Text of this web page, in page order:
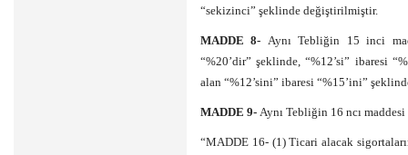
“sekizinci” şeklinde değiştirilmiştir.
MADDE 8- Aynı Tebliğin 15 inci
“%20’dir” şeklinde, “%12’si” ibaresi
alan “%12’sini” ibaresi “%15’ini”
MADDE 9- Aynı Tebliğin 16 ncı
“MADDE 16- (1) Ticari alacak